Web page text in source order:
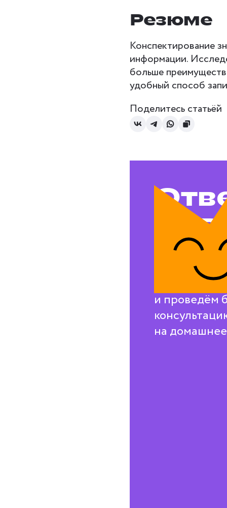
Резюме
Конспектирование
информации.
больше
удобный способ
Поделитесь статьёй
на
Свяжемся с
и проведём
на